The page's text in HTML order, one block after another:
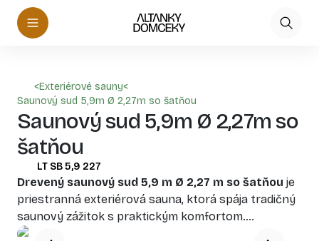
<Exteriérové sauny<
Saunový sud 5,9m Ø 2,27m so šatňou
Saunový sud 5,9m Ø 2,27m so
šatňou
LT SB 5,9 227
Drevený saunový sud 5,9 m Ø 2,27 m so šatňou je
priestranná exteriérová sauna, ktorá spája tradičný
saunový zážitok s praktickým komfortom.
Integrovaná šatňa poskytuje pohodlný priestor na